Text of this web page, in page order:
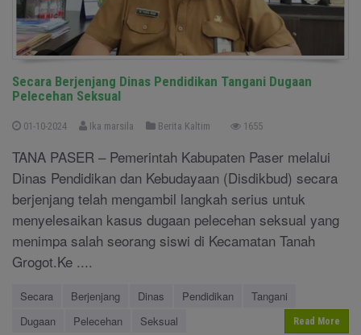
Secara Berjenjang Dinas Pendidikan Tangani Dugaan
Pelecehan Seksual
01-10-2024 Ika marsila Berita Kaltim 1655
TANA PASER – Pemerintah Kabupaten Paser melalui
Dinas Pendidikan dan Kebudayaan (Disdikbud) secara
berjenjang telah mengambil langkah serius untuk
menyelesaikan kasus dugaan pelecehan seksual yang
menimpa salah seorang siswi di Kecamatan Tanah
Grogot.Ke ....
Secara Berjenjang Dinas Pendidikan
Tangani
Dugaan
Pelecehan Seksual Read More